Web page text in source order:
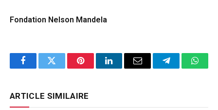
Fondation Nelson Mandela
FacebookTwitter PinterestLinkedInEmail Telegram
ARTICLE SIMILAIRE